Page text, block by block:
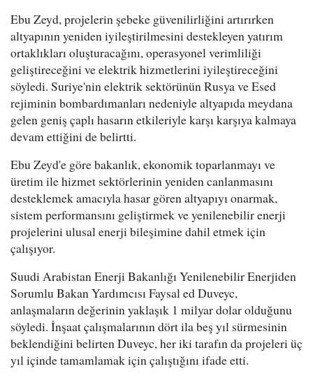
Ebu Zeyd, projelerin şebeke güvenilirliğini artırırken
altyapının yeniden iyileştirilmesini destekleyen yatırım
ortaklıkları oluşturacağını, operasyonel verimliliği
geliştireceğini ve elektrik hizmetlerini iyileştireceğini
söyledi. Suriye'nin elektrik sektörünün Rusya ve Esed
rejiminin bombardımanları nedeniyle altyapıda meydana
gelen geniş çaplı hasarın etkileriyle karşı karşıya kalmaya
devam ettiğini de belirtti.
Ebu Zeyd'e göre bakanlık, ekonomik toparlanmayı ve
üretim ile hizmet sektörlerinin yeniden canlanmasını
desteklemek amacıyla hasar gören altyapıyı onarmak,
sistem performansını geliştirmek ve yenilenebilir enerji
projelerini ulusal enerji bileşimine dahil etmek için
çalışıyor.
Suudi Arabistan Enerji Bakanlığı Yenilenebilir Enerjiden
Sorumlu Bakan Yardımcısı Faysal ed Duveyc,
anlaşmaların değerinin yaklaşık 1 milyar dolar olduğunu
söyledi. İnşaat çalışmalarının dört ila beş yıl sürmesinin
beklendiğini belirten Duveyc, her iki tarafın da projeleri üç
yıl içinde tamamlamak için çalıştığını ifade etti.